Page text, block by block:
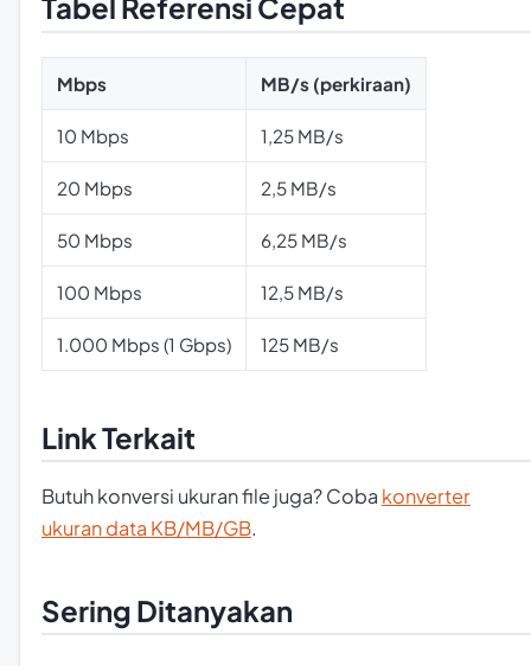
Tabel Referensi Cepat
Mbps MB/s (perkiraan)
10 Mbps 1,25 MB/s
20 Mbps 2,5 MB/s
50 Mbps 6,25 MB/s
100 Mbps 12,5 MB/s
1.000 Mbps (1 Gbps) 125 MB/s
Link Terkait
Butuh konversi ukuran file juga? Coba konverter
ukuran data KB/MB/GB.
Sering Ditanyakan